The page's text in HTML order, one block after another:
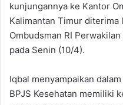
kunjungannya ke Kantor
Kalimantan Timur diterima
Ombudsman RI
pada Senin (10/4).
Iqbal menyampaikan
BPJS Kesehatan memiliki